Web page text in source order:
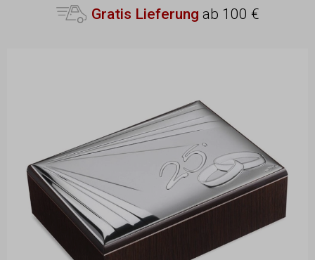
Gratis Lieferung ab 100 €